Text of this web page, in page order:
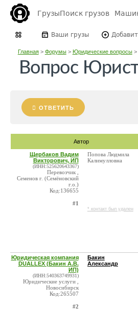
ГрузыПоиск грузов
Ваши грузы
Главная> Форумы> Юридические вопросы>
Вопрос
ОТВЕТИТЬ
Автор
Щербаков Вадим
Викторович, ИП
(ИНН:525620643367)
Перевозчик ,
Семенов г. (Семёновский
г.о.)
Код:136655
#1
Попова Людмила
Калимулловна
* контакт был удален
Юридическая компания
DUALLEX (Бакин А.В.
ИП)
(ИНН:540363749931)
Юридические услуги ,
Новосибирск
Код:265507
#2
Бакин
Александр